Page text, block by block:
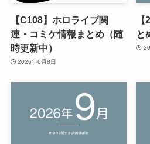
【C108】ホロライブ関
連・コミケ情報まとめ（随
時更新中）
2026年6月8日
と